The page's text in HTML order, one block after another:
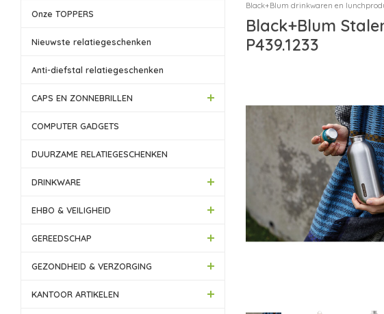
Onze TOPPERS
Nieuwste relatiegeschenken
Anti-diefstal relatiegeschenken
CAPS EN ZONNEBRILLEN
COMPUTER GADGETS
DUURZAME RELATIEGESCHENKEN
DRINKWARE
EHBO & VEILIGHEID
GEREEDSCHAP
GEZONDHEID & VERZORGING
KANTOOR ARTIKELEN
Black+Blum drinkwaren en
Black+Blum
P439.1233